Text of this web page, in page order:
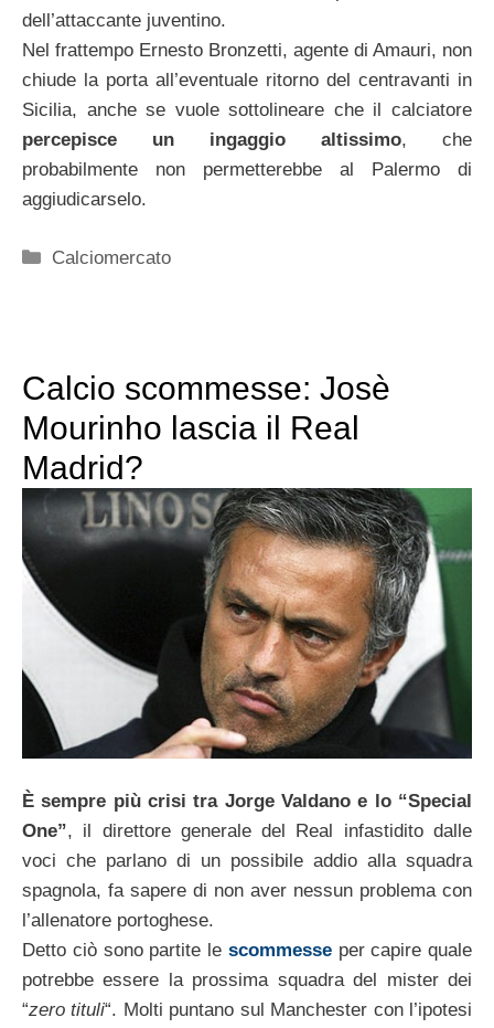
dell’attaccante juventino.
Nel frattempo Ernesto Bronzetti, agente di Amauri, non
chiude la porta all’eventuale ritorno del centravanti in
Sicilia, anche se vuole sottolineare che il calciatore
percepisce un ingaggio altissimo, che
probabilmente non permetterebbe al Palermo di
aggiudicarselo.
Categorie
Calciomercato
Calcio scommesse: Josè
Mourinho lascia il Real
Madrid?
È sempre più crisi tra Jorge Valdano e lo “Special
One”, il direttore generale del Real infastidito dalle
voci che parlano di un possibile addio alla squadra
spagnola, fa sapere di non aver nessun problema con
l’allenatore portoghese.
Detto ciò sono partite le scommesseper capire quale
potrebbe essere la prossima squadra del mister dei
“zero tituli“. Molti puntano sul Manchester con l’ipotesi